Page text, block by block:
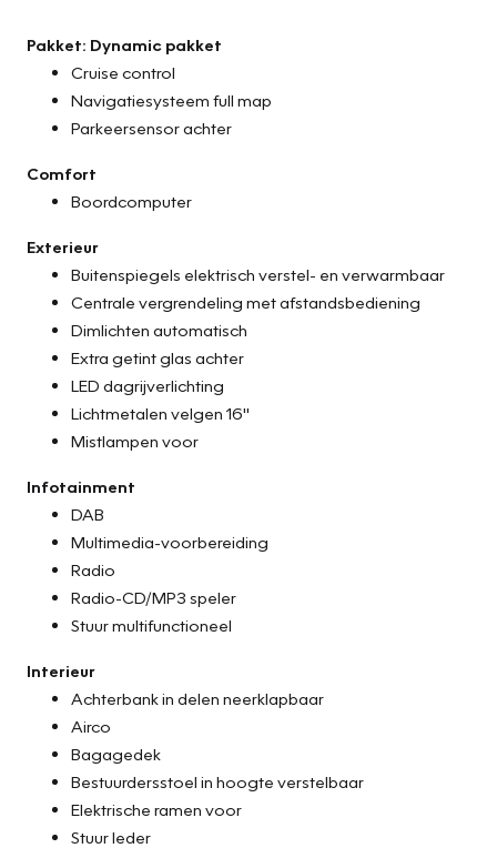
Pakket: Dynamic pakket
Cruise control
Navigatiesysteem full map
Parkeersensor achter
Comfort
Boordcomputer
Exterieur
Buitenspiegels elektrisch verstel- en verwarmbaar
Centrale vergrendeling met afstandsbediening
Dimlichten automatisch
Extra getint glas achter
LED dagrijverlichting
Lichtmetalen velgen 16"
Mistlampen voor
Infotainment
DAB
Multimedia-voorbereiding
Radio
Radio-CD/MP3 speler
Stuur multifunctioneel
Interieur
Achterbank in delen neerklapbaar
Airco
Bagagedek
Bestuurdersstoel in hoogte verstelbaar
Elektrische ramen voor
Stuur leder